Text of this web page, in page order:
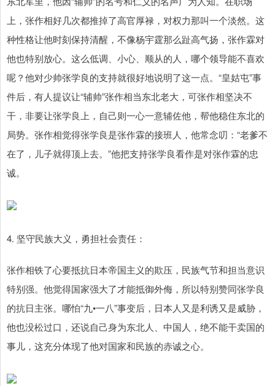
上，张作相好几次都推掉了高官厚禄，对权力那叫一个淡然。这
种性格让他时刻保持清醒，不像杨宇霆那么趾高气扬，张作霖对
他也特别放心。这么低调、小心、顺从的人，哪个领导能不喜欢
呢？他对少帅张学良的支持就很好地说明了这一点。“皇姑屯”事
件后，有人提议让“辅帅”张作相当东北老大，可张作相坚决不
干，非要让张学良上，自己则一心一意辅佐他，帮他稳住东北的
局势。张作相觉得张学良是张作霖的接班人，他常念叨：“老爹不
在了，儿子就得顶上去。”他把支持张学良看作是对张作霖的忠
诚。
4. 坚守民族大义，勇担社会责任：
张作相铁了心要抵抗日本帝国主义的欺压，民族气节和担当意识
特别强。他觉得国家强大了才能抵御外侮，所以特别赞同张学良
的抗日主张。哪怕“九•一八”事变后，日本人又是利诱又是威胁，
他也没松过口，还说自己身为东北人、中国人，绝不能干卖国的
事儿，这充分体现了他对国家和民族的赤诚之心。